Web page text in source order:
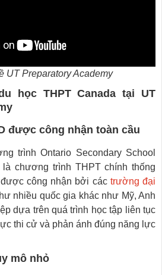
UT Preparatory Academy
học THPT Canada tại UT
được công nhận toàn cầu
trình Ontario Secondary School
là chương trình THPT chính thống
công nhận bởi các trường đại
nhiều quốc gia khác như Mỹ, Anh
dựa trên quá trình học tập liên tục
thi cử và phản ánh đúng năng lực
mô nhỏ